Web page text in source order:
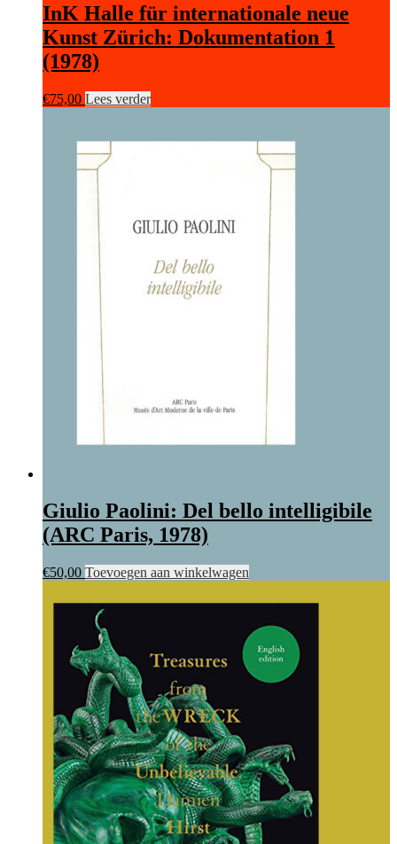
InK Halle für internationale neue
Kunst Zürich: Dokumentation 1
(1978)
€75,00 Lees verder
Giulio Paolini: Del bello intelligibile
(ARC Paris, 1978)
€50,00 Toevoegen aan winkelwagen